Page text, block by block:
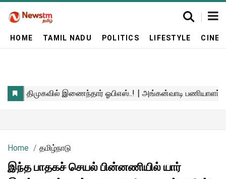
HOME TAMIL NADU POLITICS LIFESTYLE
Home தமிழ்நாடு
இந்த பாதகச் செயல் பின்னணியில் யார்